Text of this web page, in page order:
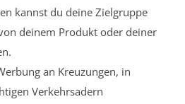
kannst du deine Zielgruppe
deinem Produkt oder deiner
an Kreuzungen, in
Verkehrsadern